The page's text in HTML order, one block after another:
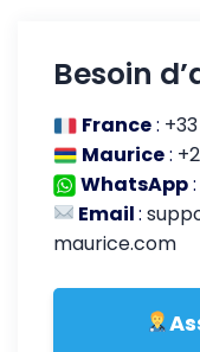
Besoin
France:
Maurice:
WhatsApp:
Email:
maurice.com